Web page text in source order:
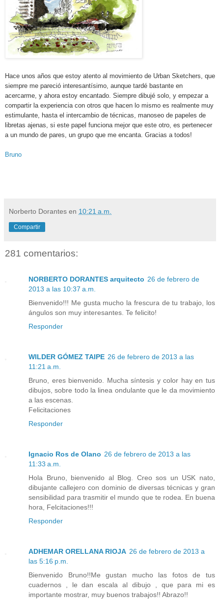
Hace unos años que estoy atento al movimiento de Urban Sketchers, que
siempre me pareció interesantísimo, aunque tardé bastante en
acercarme, y ahora estoy encantado. Siempre dibujé solo, y empezar a
compartir la experiencia con otros que hacen lo mismo es realmente muy
estimulante, hasta el intercambio de técnicas, manoseo de papeles de
libretas ajenas, si este papel funciona mejor que este otro, es pertenecer
a un mundo de pares, un grupo que me encanta. Gracias a todos!
Bruno
Norberto Dorantes en 10:21 a.m.
Compartir
281 comentarios:
NORBERTO DORANTES arquitecto 26 de febrero de
2013 a las 10:37 a.m.
Bienvenido!!! Me gusta mucho la frescura de tu trabajo, los
ángulos son muy interesantes. Te felicito!
Responder
WILDER GÓMEZ TAIPE 26 de febrero de 2013 a las
11:21 a.m.
Bruno, eres bienvenido. Mucha síntesis y color hay en tus
dibujos, sobre todo la linea ondulante que le da movimiento
a las escenas.
Felicitaciones
Responder
Ignacio Ros de Olano 26 de febrero de 2013 a las
11:33 a.m.
Hola Bruno, bienvenido al Blog. Creo sos un USK nato,
dibujante callejero con dominio de diversas técnicas y gran
sensibilidad para trasmitir el mundo que te rodea. En buena
hora, Felcitaciones!!!
Responder
ADHEMAR ORELLANA RIOJA 26 de febrero de 2013 a
las 5:16 p.m.
Bienvenido Bruno!!Me gustan mucho las fotos de tus
cuadernos , le dan escala al dibujo , que para mi es
importante mostrar, muy buenos trabajos!! Abrazo!!